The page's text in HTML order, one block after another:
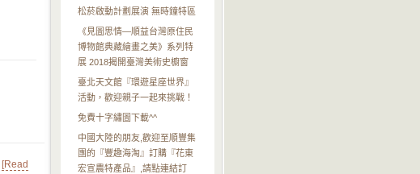
[Read
松菸啟動計劃展演 無時鐘特區
《見圖思情—順益台灣原住民
博物館典藏繪畫之美》系列特
展 2018揭開臺灣美術史櫥窗
臺北天文館『環遊星座世界』
活動，歡迎親子一起來挑戰！
免費十字繡圖下載^^
中國大陸的朋友,歡迎至順豐集
團的『豐趣海淘』訂購『花東
宏宣農特產品』,請點連結訂